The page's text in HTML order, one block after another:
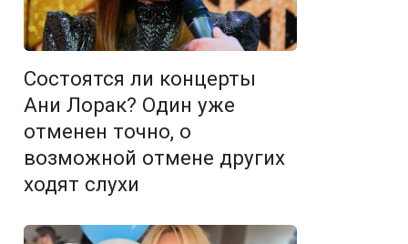
Состоятся ли концерты
Ани Лорак? Один уже
отменен точно, о
возможной отмене других
ходят слухи